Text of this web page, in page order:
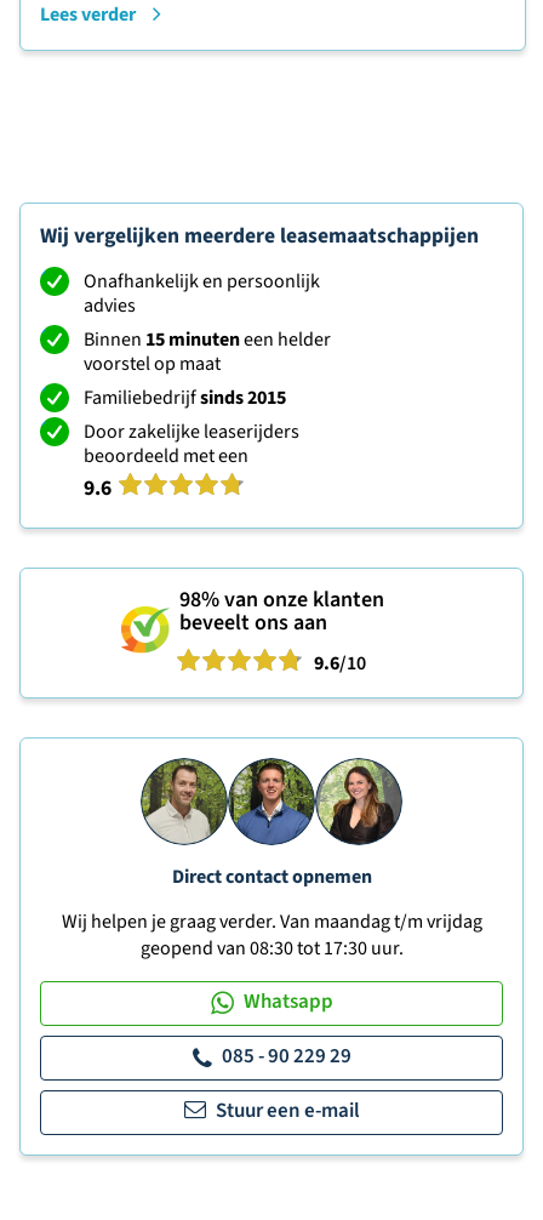
Lees verder
Wij vergelijken meerdere leasemaatschappijen
Onafhankelijk en persoonlijk
advies
Binnen 15 minuteneen helder
voorstel op maat
Familiebedrijfsinds 2015
Door zakelijke leaserijders
beoordeeld met een
9.6
98%van onze klanten
beveelt ons aan
9.6/10
Direct contact opnemen
Wij helpen je graag verder. Van maandag t/m vrijdag
geopend van 08:30 tot 17:30 uur.
Whatsapp
085 - 90 229 29
Stuur een e-mail